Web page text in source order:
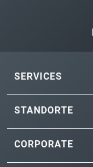
SERVICES
STANDORTE
CORPORATE